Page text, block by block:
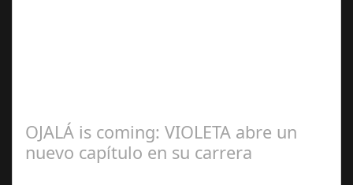
OJALÁ is coming: VIOLETA abre un
nuevo capítulo en su carrera